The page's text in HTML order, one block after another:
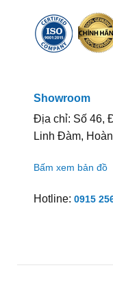
Showroom
Địa chỉ: Số 46,
Linh Đàm,
Bấm xem bản đồ
Hotline: 0915